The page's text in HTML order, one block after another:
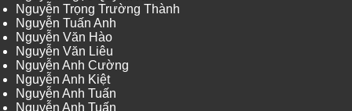
Nguyễn Trọng Trường Thành
Nguyễn Tuấn Anh
Nguyễn Văn Hào
Nguyễn Văn Liêu
Nguyễn Anh Cường
Nguyễn Anh Kiệt
Nguyễn Anh Tuấn
Nguyễn Anh Tuấn